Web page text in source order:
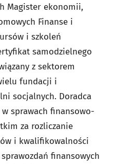
Magister ekonomii,
Finanse i
i szkoleń
samodzielnego
z sektorem
fundacji i
socjalnych. Doradca
sprawach finansowo-
za rozliczanie
i kwalifikowalności
finansowych